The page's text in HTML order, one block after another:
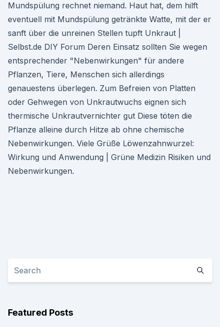
Mundspülung rechnet niemand. Haut hat, dem hilft
eventuell mit Mundspülung getränkte Watte, mit der er
sanft über die unreinen Stellen tupft Unkraut |
Selbst.de DIY Forum Deren Einsatz sollten Sie wegen
entsprechender "Nebenwirkungen" für andere
Pflanzen, Tiere, Menschen sich allerdings
genauestens überlegen. Zum Befreien von Platten
oder Gehwegen von Unkrautwuchs eignen sich
thermische Unkrautvernichter gut Diese töten die
Pflanze alleine durch Hitze ab ohne chemische
Nebenwirkungen. Viele Grüße Löwenzahnwurzel:
Wirkung und Anwendung | Grüne Medizin Risiken und
Nebenwirkungen.
Featured Posts